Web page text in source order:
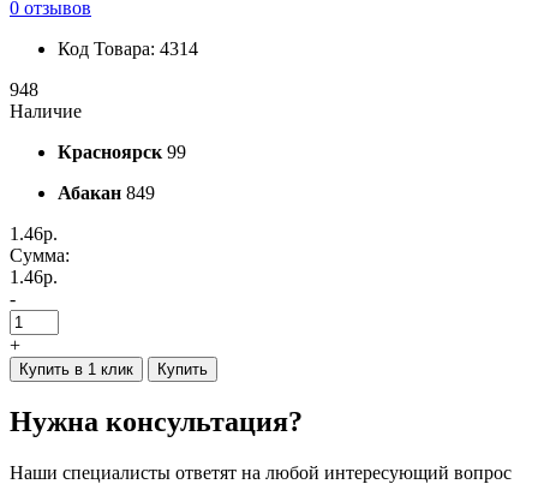
0 отзывов
Код Товара: 4314
948
Наличие
Красноярск 99
Абакан 849
1.46р.
Сумма:
1.46р.
-
+
Купить в 1 клик Купить
Нужна консультация?
Наши специалисты ответят на любой интересующий вопрос